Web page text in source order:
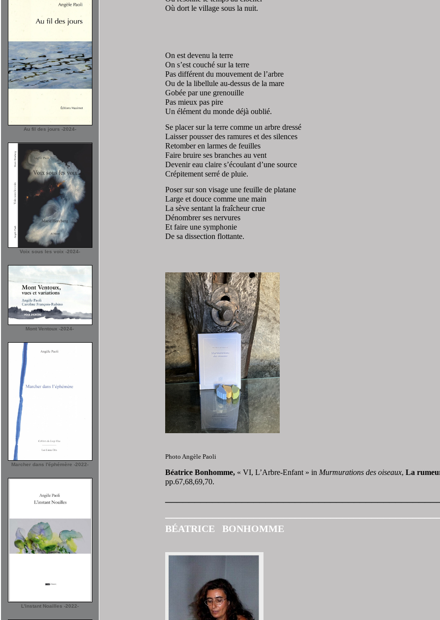
Au fil des jours -2024-
Voix sous les voix -2024-
Mont Ventoux -2024-
Marcher dans l'éphémère -2022-
L'instant Noailles -2022-
Où dort le village sous la nuit.
On est devenu la terre
On s’est couché sur la terre
Pas différent du mouvement de l’arbre
Ou de la libellule au-dessus de la mare
Gobée par une grenouille
Pas mieux pas pire
Un élément du monde déjà oublié.
Se placer sur la terre comme un arbre dressé
Laisser pousser des ramures et des silences
Retomber en larmes de feuilles
Faire bruire ses branches au vent
Devenir eau claire s’écoulant d’une source
Crépitement serré de pluie.
Poser sur son visage une feuille de platane
Large et douce comme une main
La sève sentant la fraîcheur crue
Dénombrer ses nervures
Et faire une symphonie
De sa dissection flottante.
Photo Angèle Paoli
Béatrice Bonhomme, « VI, L’Arbre-Enfant » in Murmurations des oiseaux, La
pp.67,68,69,70.
BÉATRICE BONHOMME